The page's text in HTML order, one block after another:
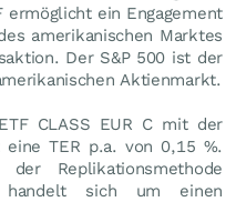
ermöglicht ein Engagement
amerikanischen Marktes
Der S&P 500 ist der
Aktienmarkt.
CLASS EUR C mit der
eine TER p.a. von 0,15 %.
Replikationsmethode
handelt sich um einen